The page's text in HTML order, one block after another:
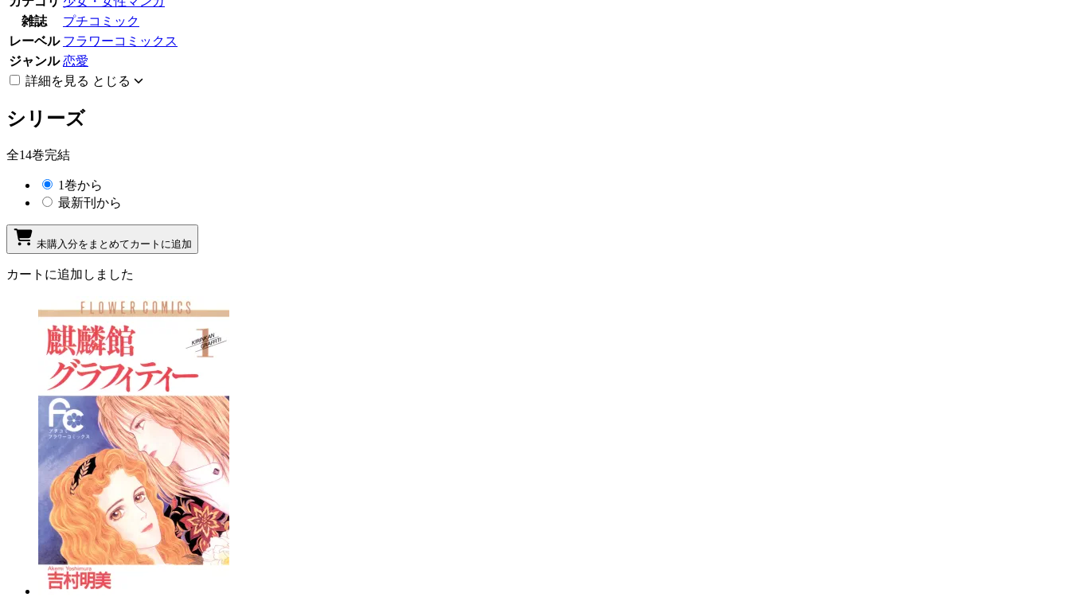
雑誌
プチコミック
レーベル フラワーコミックス
ジャンル 恋愛
詳細を見る とじる
シリーズ
全14巻完結
1巻から
最新刊から
未購入分をまとめてカートに追加
カートに追加しました